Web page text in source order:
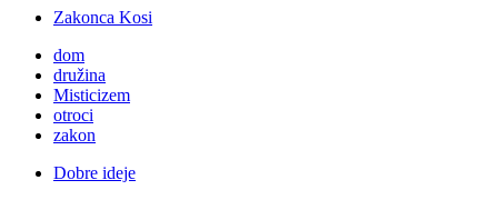
Zakonca Kosi
dom
družina
Misticizem
otroci
zakon
Dobre ideje